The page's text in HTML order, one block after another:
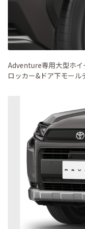
Adventure専用大型ホイ
ロッカー&ドア下モール